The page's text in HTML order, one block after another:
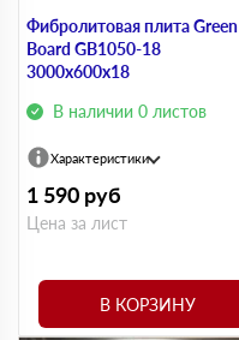
Фибролитовая плита Green
Board GB1050-18
3000х600х18
В наличии 0 листов
Характеристики
1 590 руб
Цена за лист
В КОРЗИНУ